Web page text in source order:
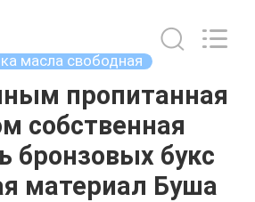
масла свободная
пропитанная
собственная
бронзовых букс
материал Буша